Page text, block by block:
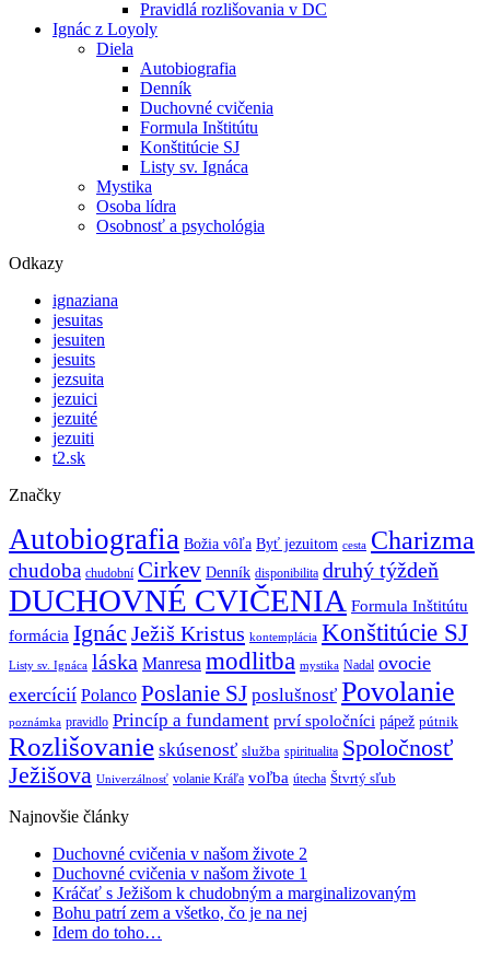
Pravidlá rozlišovania v DC
Ignác z Loyoly
Diela
Autobiografia
Denník
Duchovné cvičenia
Formula Inštitútu
Konštitúcie SJ
Listy sv. Ignáca
Mystika
Osoba lídra
Osobnosť a psychológia
Odkazy
ignaziana
jesuitas
jesuiten
jesuits
jezsuita
jezuici
jezuité
jezuiti
t2.sk
Značky
Autobiografia Božia vôľa Byť jezuitom cesta Charizma
chudoba chudobní Cirkev Denník disponibilita druhý týždeň
DUCHOVNÉ CVIČENIA Formula Inštitútu
formácia Ignác Ježiš Kristus kontemplácia Konštitúcie SJ
Listy sv. Ignáca láska Manresa modlitba mystika Nadal ovocie
exercícií Polanco Poslanie SJ poslušnosť Povolanie
poznámka pravidlo Princíp a fundament prví spoločníci pápež pútnik
Rozlišovanie skúsenosť služba spiritualita Spoločnosť
Ježišova Univerzálnosť volanie Kráľa voľba útecha Štvrtý sľub
Najnovšie články
Duchovné cvičenia v našom živote 2
Duchovné cvičenia v našom živote 1
Kráčať s Ježišom k chudobným a marginalizovaným
Bohu patrí zem a všetko, čo je na nej
Idem do toho…